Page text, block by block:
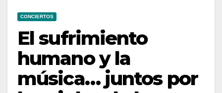
CONCIERTOS
El sufrimiento
humano y la
música… juntos por